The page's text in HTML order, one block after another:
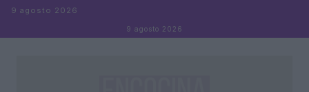
Saltar al contenido
9 agosto 2026
9 agosto 2026